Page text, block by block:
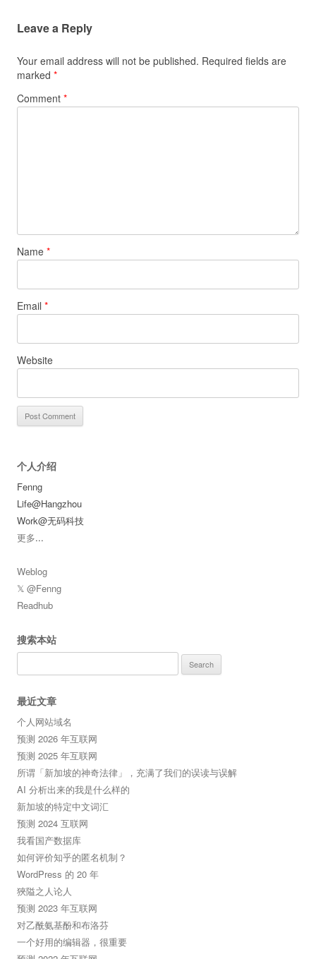
Leave a Reply
Your email address will not be published. Required fields are
marked *
Comment *
Name *
Email *
Website
个人介绍
Fenng
Life@Hangzhou
Work@无码科技
更多...
Weblog
𝕏 @Fenng
Readhub
搜索本站
for:
最近文章
个人网站域名
预测 2026 年互联网
预测 2025 年互联网
所谓「新加坡的神奇法律」，充满了我们的误读与误解
AI 分析出来的我是什么样的
新加坡的特定中文词汇
预测 2024 互联网
我看国产数据库
如何评价知乎的匿名机制？
WordPress 的 20 年
狹隘之人论人
预测 2023 年互联网
对乙酰氨基酚和布洛芬
一个好用的编辑器，很重要